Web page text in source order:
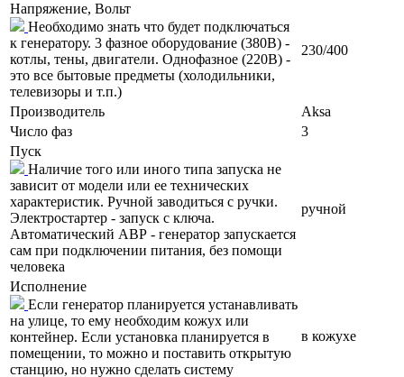
Напряжение, Вольт
Необходимо знать что будет подключаться
к генератору. 3 фазное оборудование (380В) -
котлы, тены, двигатели. Однофазное (220В) -
это все бытовые предметы (холодильники,
телевизоры и т.п.)
230/400
Производитель
Aksa
Число фаз
3
Пуск
Наличие того или иного типа запуска не
зависит от модели или ее технических
характеристик. Ручной заводиться с ручки.
Электростартер - запуск с ключа.
Автоматический АВР - генератор запускается
сам при подключении питания, без помощи
человека
ручной
Исполнение
Если генератор планируется устанавливать
на улице, то ему необходим кожух или
контейнер. Если установка планируется в
помещении, то можно и поставить открытую
станцию, но нужно сделать систему
в кожухе